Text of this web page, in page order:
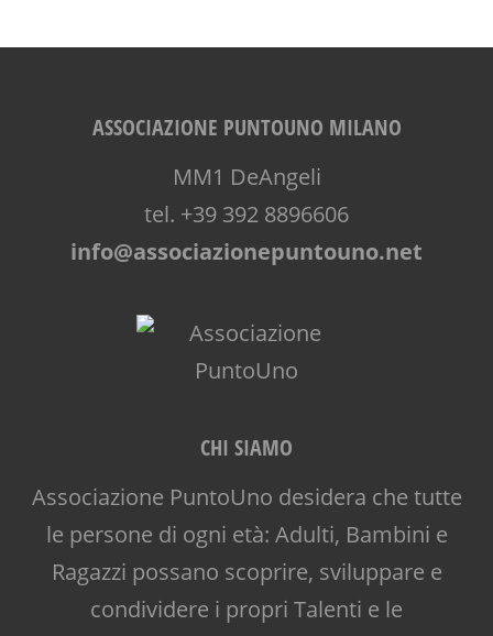
ASSOCIAZIONE PUNTOUNO MILANO
MM1 DeAngeli
tel. +39 392 8896606
info@associazionepuntouno.net
CHI SIAMO
Associazione PuntoUno desidera che tutte
le persone di ogni età: Adulti, Bambini e
Ragazzi possano scoprire, sviluppare e
condividere i propri Talenti e le